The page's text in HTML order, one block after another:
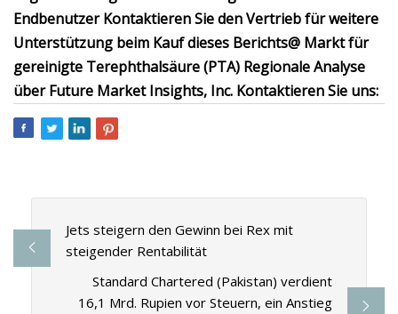
Endbenutzer Kontaktieren Sie den Vertrieb für weitere
Unterstützung beim Kauf dieses Berichts@ Markt für
gereinigte Terephthalsäure (PTA) Regionale Analyse
über Future Market Insights, Inc. Kontaktieren Sie uns:
Jets steigern den Gewinn bei Rex mit
steigender Rentabilität
Standard Chartered (Pakistan) verdient
16,1 Mrd. Rupien vor Steuern, ein Anstieg